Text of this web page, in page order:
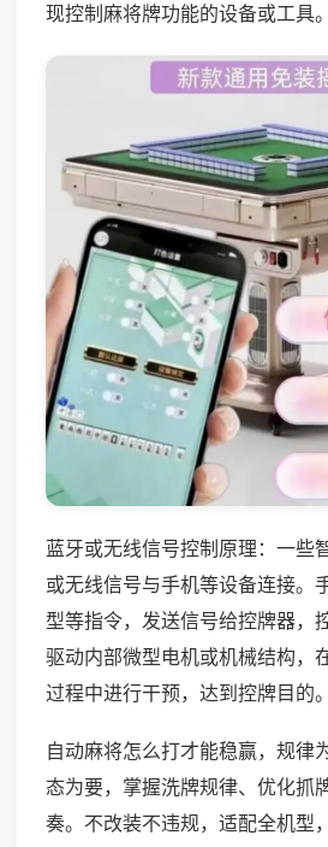
现控制麻将牌功能的设备或工具。
蓝牙或无线信号控制原理：一些
或无线信号与手机等设备连接。
型等指令，发送信号给控牌器，
驱动内部微型电机或机械结构，
过程中进行干预，达到控牌目的。
自动麻将怎么打才能稳赢，规律
态为要，掌握洗牌规律、优化抓
奏。不改装不违规，适配全机型